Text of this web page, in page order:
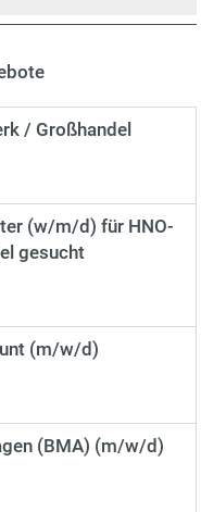
/ Großhandel
(w/m/d) für HNO-
gesucht
(m/w/d)
(BMA) (m/w/d)